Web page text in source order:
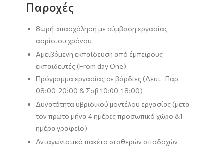
Παροχές
8ωρή απασχόληση με σύμβαση εργασίας
αορίστου χρόνου
Αμειβόμενη εκπαίδευση από έμπειρους
εκπαιδευτές (From day One)
Πρόγραμμα εργασίας σε βάρδιες (Δευτ- Παρ
08:00-20:00 & Σαβ 10:00-18:00)
Δυνατότητα υβριδικού μοντέλου εργασίας (μετα
τον πρωτο μήνα 4 ημέρες προσωπικό χώρο &1
ημέρα γραφείο)
Ανταγωνιστικό πακέτο σταθερών αποδοχών